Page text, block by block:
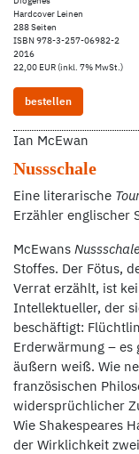
Hardcover Leinen
288 Seiten
ISBN 978-3-257-06982-2
2016
22,00 EUR (inkl. 7% MwSt.)
bestellen
Ian McEwan
Nussschale
Eine literarische
Erzähler englischer
McEwans
Stoffes. Der Fötus,
Verrat erzählt, ist
Intellektueller, der
beschäftigt:
Erderwärmung – es
äußern weiß. Wie
französischen
widersprüchlicher
Wie Shakespeares
der Wirklichkeit